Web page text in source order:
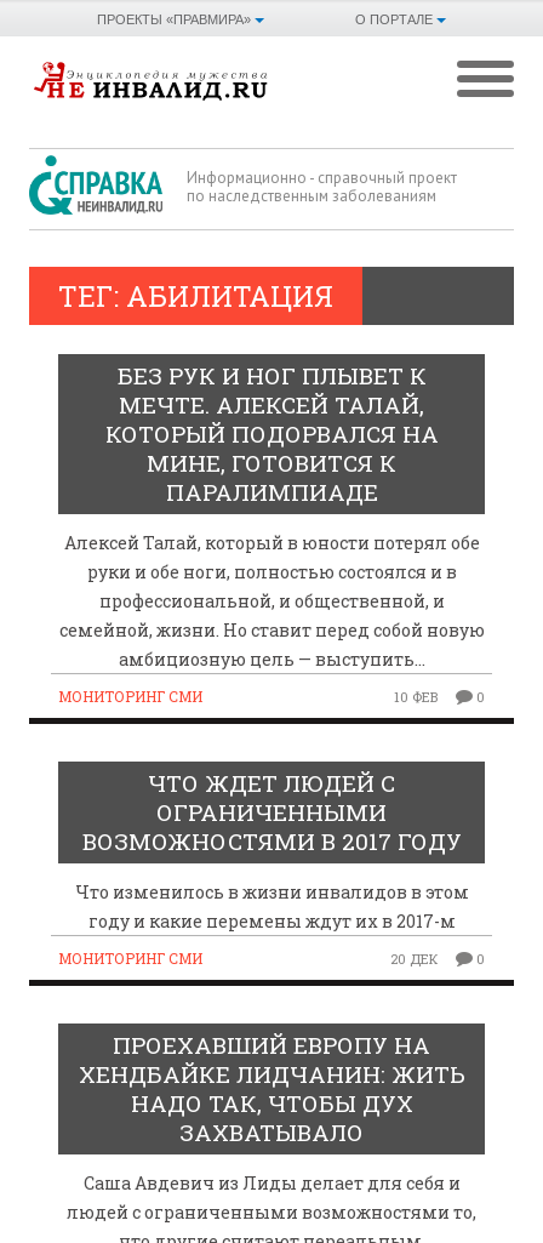
О ПОРТАЛЕ
ПРОЕКТЫ «ПРАВМИРА»
Информационно - справочный проект
по наследственным заболеваниям
ТЕГ: АБИЛИТАЦИЯ
БЕЗ РУК И НОГ ПЛЫВЕТ К
МЕЧТЕ. АЛЕКСЕЙ ТАЛАЙ,
КОТОРЫЙ ПОДОРВАЛСЯ НА
МИНЕ, ГОТОВИТСЯ К
ПАРАЛИМПИАДЕ
Алексей Талай, который в юности потерял обе
руки и обе ноги, полностью состоялся и в
профессиональной, и общественной, и
семейной, жизни. Но ставит перед собой новую
амбициозную цель — выступить…
МОНИТОРИНГ СМИ 10 ФЕВ 0
ЧТО ЖДЕТ ЛЮДЕЙ С
ОГРАНИЧЕННЫМИ
ВОЗМОЖНОСТЯМИ В 2017 ГОДУ
Что изменилось в жизни инвалидов в этом
году и какие перемены ждут их в 2017-м
МОНИТОРИНГ СМИ 20 ДЕК 0
ПРОЕХАВШИЙ ЕВРОПУ НА
ХЕНДБАЙКЕ ЛИДЧАНИН: ЖИТЬ
НАДО ТАК, ЧТОБЫ ДУХ
ЗАХВАТЫВАЛО
Саша Авдевич из Лиды делает для себя и
людей с ограниченными возможностями то,